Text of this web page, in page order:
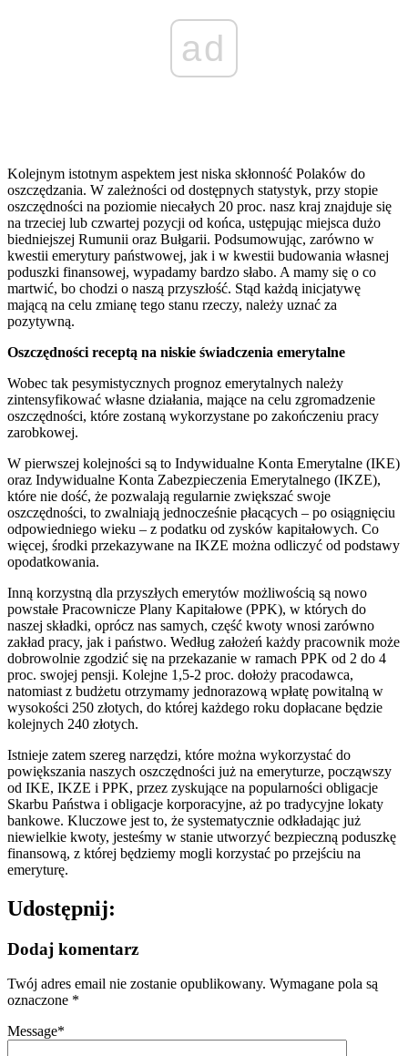
ad
Kolejnym istotnym aspektem jest niska skłonność Polaków do
oszczędzania. W zależności od dostępnych statystyk, przy stopie
oszczędności na poziomie niecałych 20 proc. nasz kraj znajduje się
na trzeciej lub czwartej pozycji od końca, ustępując miejsca dużo
biedniejszej Rumunii oraz Bułgarii. Podsumowując, zarówno w
kwestii emerytury państwowej, jak i w kwestii budowania własnej
poduszki finansowej, wypadamy bardzo słabo. A mamy się o co
martwić, bo chodzi o naszą przyszłość. Stąd każdą inicjatywę
mającą na celu zmianę tego stanu rzeczy, należy uznać za
pozytywną.
Oszczędności receptą na niskie świadczenia emerytalne
Wobec tak pesymistycznych prognoz emerytalnych należy
zintensyfikować własne działania, mające na celu zgromadzenie
oszczędności, które zostaną wykorzystane po zakończeniu pracy
zarobkowej.
W pierwszej kolejności są to Indywidualne Konta Emerytalne (IKE)
oraz Indywidualne Konta Zabezpieczenia Emerytalnego (IKZE),
które nie dość, że pozwalają regularnie zwiększać swoje
oszczędności, to zwalniają jednocześnie płacących – po osiągnięciu
odpowiedniego wieku – z podatku od zysków kapitałowych. Co
więcej, środki przekazywane na IKZE można odliczyć od podstawy
opodatkowania.
Inną korzystną dla przyszłych emerytów możliwością są nowo
powstałe Pracownicze Plany Kapitałowe (PPK), w których do
naszej składki, oprócz nas samych, część kwoty wnosi zarówno
zakład pracy, jak i państwo. Według założeń każdy pracownik może
dobrowolnie zgodzić się na przekazanie w ramach PPK od 2 do 4
proc. swojej pensji. Kolejne 1,5-2 proc. dołoży pracodawca,
natomiast z budżetu otrzymamy jednorazową wpłatę powitalną w
wysokości 250 złotych, do której każdego roku dopłacane będzie
kolejnych 240 złotych.
Istnieje zatem szereg narzędzi, które można wykorzystać do
powiększania naszych oszczędności już na emeryturze, począwszy
od IKE, IKZE i PPK, przez zyskujące na popularności obligacje
Skarbu Państwa i obligacje korporacyjne, aż po tradycyjne lokaty
bankowe. Kluczowe jest to, że systematycznie odkładając już
niewielkie kwoty, jesteśmy w stanie utworzyć bezpieczną poduszkę
finansową, z której będziemy mogli korzystać po przejściu na
emeryturę.
Udostępnij:
Dodaj komentarz
Twój adres email nie zostanie opublikowany. Wymagane pola są
oznaczone *
Message*